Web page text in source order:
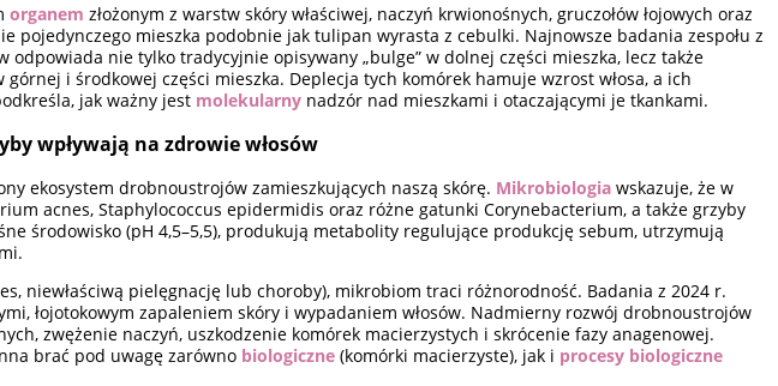
organem złożonym z warstw skóry właściwej, naczyń krwionośnych, gruczołów łojowych oraz
pojedynczego mieszka podobnie jak tulipan wyrasta z cebulki. Najnowsze badania zespołu z
odpowiada nie tylko tradycyjnie opisywany „bulge” w dolnej części mieszka, lecz także
i środkowej części mieszka. Deplecja tych komórek hamuje wzrost włosa, a ich
jak ważny jest molekularny nadzór nad mieszkami i otaczającymi je tkankami.
wpływają na zdrowie włosów
ekosystem drobnoustrojów zamieszkujących naszą skórę. Mikrobiologia wskazuje, że w
acnes, Staphylococcus epidermidis oraz różne gatunki Corynebacterium, a także grzyby
środowisko (pH 4,5–5,5), produkują metabolity regulujące produkcję sebum, utrzymują
niewłaściwą pielęgnację lub choroby), mikrobiom traci różnorodność. Badania z 2024 r.
łojotokowym zapaleniem skóry i wypadaniem włosów. Nadmierny rozwój drobnoustrojów
zwężenie naczyń, uszkodzenie komórek macierzystych i skrócenie fazy anagenowej.
brać pod uwagę zarówno biologiczne (komórki macierzyste), jak i procesy biologiczne